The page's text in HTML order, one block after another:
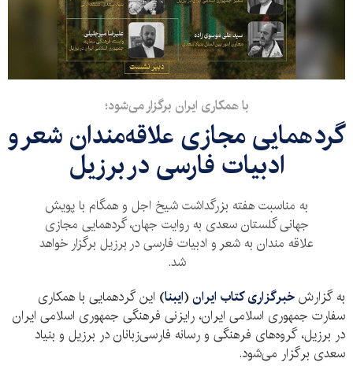
با همکاری ایران برگزار می‌شود؛
گردهمایی مجازی علاقه‌مندان شعر و
ادبیات فارسی در برزیل
به مناسبت هفته بزرگداشت شیخ اجل و همگام با پویش
جهانی گلستان سعدی به روایت جهان، گردهمایی مجازی
علاقه مندان به شعر و ادبیات فارسی در برزیل برگزار خواهد
شد.
به گزارشخبرگزاری کتاب ایران(ایبنا) این گردهمایی با همکاری
سفارت جمهوری اسلامی ایران، رایزنی فرهنگی جمهوری اسلامی ایران
در برزیل، گروه‌های فرهنگی و رسانه فارسی‌زبانان در برزیل و بنیاد
سعدی برگزار می‌شود.